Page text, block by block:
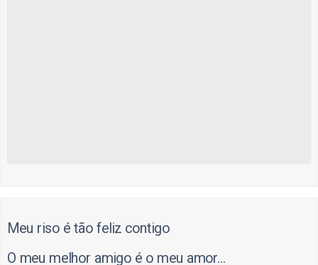
Meu riso é tão feliz contigo
O meu melhor amigo é o meu amor...